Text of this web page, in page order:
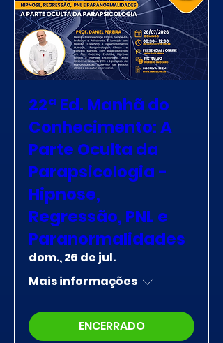
22ª Ed. Manhã do
Conhecimento: A
Parte Oculta da
Parapsicologia -
Hipnose,
Regressão, PNL e
Paranormalidades
dom., 26 de jul.
Mais informações
ENCERRADO